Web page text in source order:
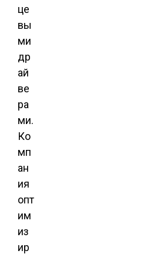
це
вы
ми
др
ай
ве
ра
ми.
Ко
мп
ан
ия
опт
им
из
ир